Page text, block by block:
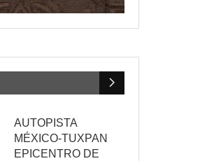
AUTOPISTA
MÉXICO-TUXPAN
EPICENTRO DE